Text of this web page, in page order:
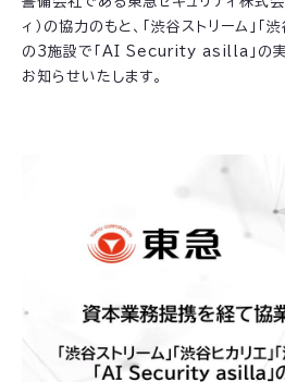
ィ）の協力のもと、「渋谷ストリーム」「渋
の3施設で「AI Security asilla」の実
お知らせいたします。